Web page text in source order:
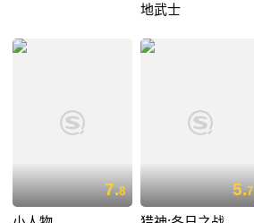
地武士
7.8 5.7